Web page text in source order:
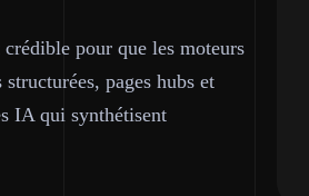
pour que les moteurs
pages hubs et
IA qui synthétisent